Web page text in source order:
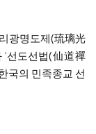
광명도제(琉璃光
‘선도선법(仙道禪
국의 민족종교 선